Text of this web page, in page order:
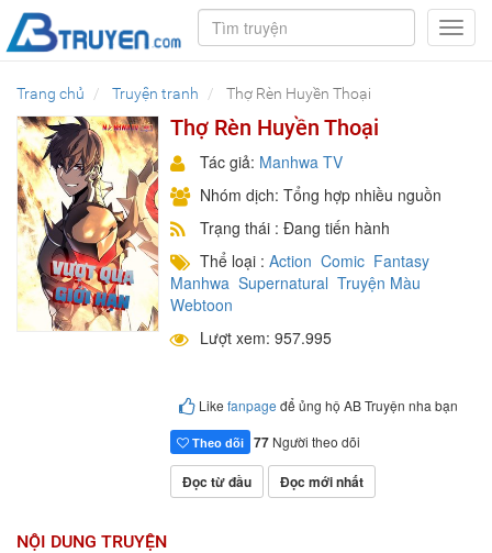
Trang chủ Truyện tranh Thợ Rèn Huyền Thoại
Thợ Rèn Huyền Thoại
Tác giả: Manhwa TV
Nhóm dịch: Tổng hợp nhiều nguồn
Trạng thái : Đang tiến hành
Thể loại : Action Comic Fantasy
Manhwa Supernatural Truyện Màu
Webtoon
Lượt xem: 957.995
Like fanpage để ủng hộ AB Truyện nha bạn
Theo dõi 77 Người theo dõi
Đọc từ đầu Đọc mới nhất
NỘI DUNG TRUYỆN